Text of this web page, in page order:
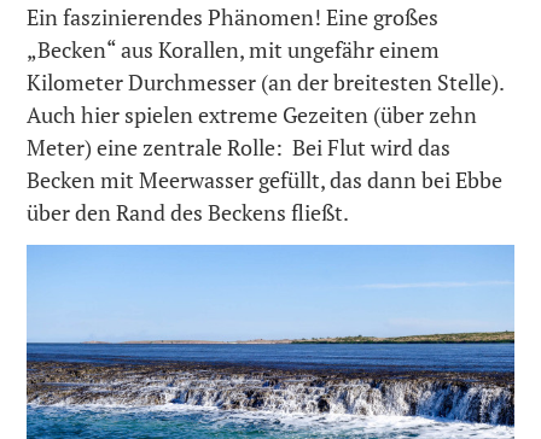
Ein faszinierendes Phänomen! Eine großes
„Becken“ aus Korallen, mit ungefähr einem
Kilometer Durchmesser (an der breitesten Stelle).
Auch hier spielen extreme Gezeiten (über zehn
Meter) eine zentrale Rolle: Bei Flut wird das
Becken mit Meerwasser gefüllt, das dann bei Ebbe
über den Rand des Beckens fließt.